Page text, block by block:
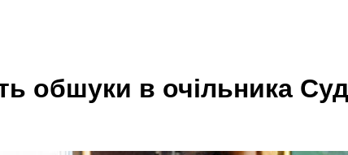
обшуки в очільника